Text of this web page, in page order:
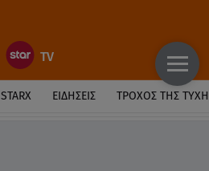
STARX ΕΙΔΉΣΕΙΣ ΤΡΟΧΌΣ ΤΗΣ